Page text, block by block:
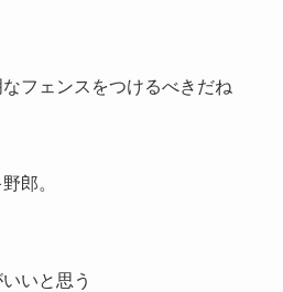
フェンスをつけるべきだね
郎。
いと思う